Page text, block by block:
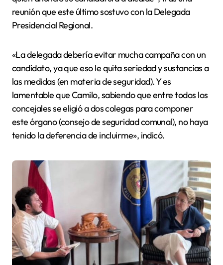
reunión que este último sostuvo con la Delegada
Presidencial Regional.
«La delegada debería evitar mucha campaña con un
candidato, ya que eso le quita seriedad y sustancias a
las medidas (en materia de seguridad). Y es
lamentable que Camilo, sabiendo que entre todos los
concejales se eligió a dos colegas para componer
este órgano (consejo de seguridad comunal), no haya
tenido la deferencia de incluirme», indicó.